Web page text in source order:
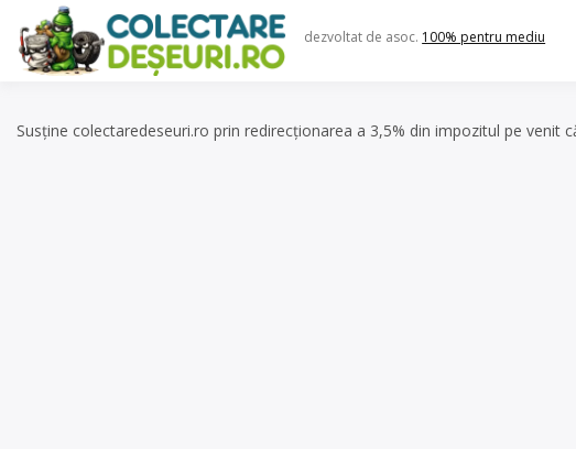
content
dezvoltat de asoc. 100% pentru mediu
Susține colectaredeseuri.ro prin redirecționarea a 3,5% din impozitul pe venit